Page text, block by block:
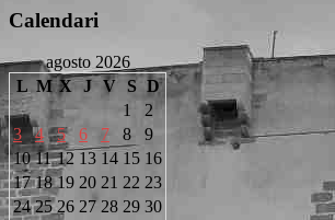
Calendari
agosto 2026
L M X J V S D
1
2
3
4 5 6 7 8
9
10 11 12 13 14 15 16
17 18 19 20 21 22 23
24 25 26 27 28 29 30